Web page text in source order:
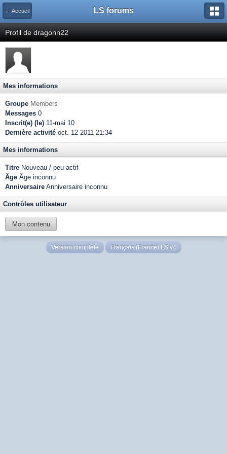
← Accueil LS forums
Profil de dragonn22
Mes informations
Groupe Members
Messages 0
Inscrit(e) (le) 11-mai 10
Dernière activité oct. 12 2011 21:34
Mes informations
Titre Nouveau / peu actif
Âge Âge inconnu
Anniversaire Anniversaire inconnu
Contrôles utilisateur
Mon contenu
Version complète Français (France) LS v4